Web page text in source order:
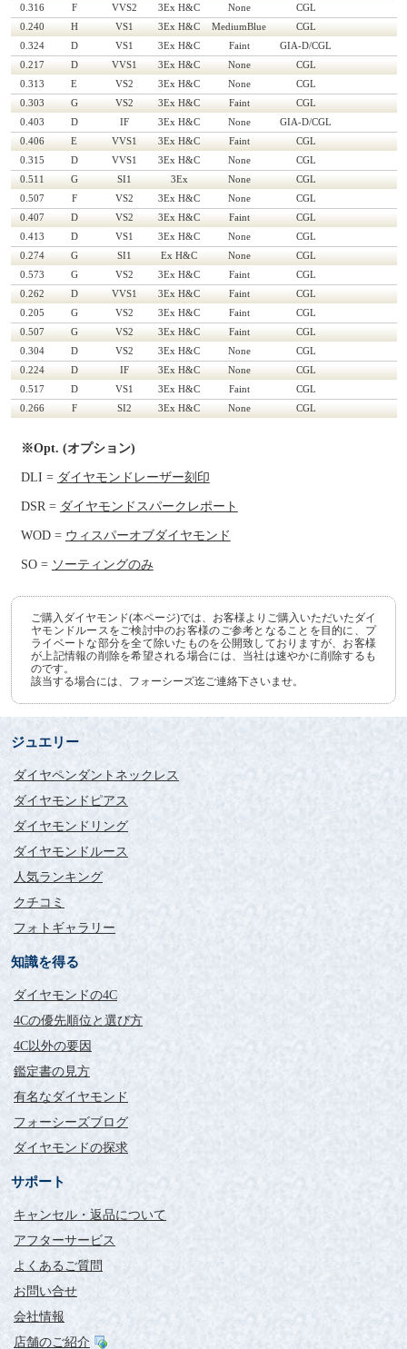
0.316
F VVS2 3Ex H&C None
CGL
0.240
H VS1 3Ex H&C MediumBlue
CGL
0.324
D VS1 3Ex H&C Faint
GIA-D/CGL
0.217
D VVS1 3Ex H&C None
CGL
0.313
E VS2 3Ex H&C None
CGL
0.303
G VS2 3Ex H&C Faint
CGL
0.403
D IF 3Ex H&C None
GIA-D/CGL
0.406
E VVS1 3Ex H&C Faint
CGL
0.315
D VVS1 3Ex H&C None
CGL
0.511
G SI1 3Ex None
CGL
0.507
F VS2 3Ex H&C None
CGL
0.407
D VS2 3Ex H&C Faint
CGL
0.413
D VS1 3Ex H&C None
CGL
0.274
G SI1 Ex H&C None
CGL
0.573
G VS2 3Ex H&C Faint
CGL
0.262
D VVS1 3Ex H&C Faint
CGL
0.205
G VS2 3Ex H&C Faint
CGL
0.507
G VS2 3Ex H&C Faint
CGL
0.304
D VS2 3Ex H&C None
CGL
0.224
D IF 3Ex H&C None
CGL
0.517
D VS1 3Ex H&C Faint
CGL
0.266
F SI2 3Ex H&C None CGL
※Opt. (オプション)
DLI = ダイヤモンドレーザー刻印
DSR = ダイヤモンドスパークレポート
WOD = ウィスパーオブダイヤモンド
SO = ソーティングのみ
ご購入ダイヤモンド(本ページ)では、お客様よりご購入いただいたダイ
ヤモンドルースをご検討中のお客様のご参考となることを目的に、プ
ライベートな部分を全て除いたものを公開致しておりますが、お客様
が上記情報の削除を希望される場合には、当社は速やかに削除するも
のです。
該当する場合には、フォーシーズ迄ご連絡下さいませ。
ジュエリー
ダイヤペンダントネックレス
ダイヤモンドピアス
ダイヤモンドリング
ダイヤモンドルース
人気ランキング
クチコミ
フォトギャラリー
知識を得る
ダイヤモンドの4C
4Cの優先順位と選び方
4C以外の要因
鑑定書の見方
有名なダイヤモンド
フォーシーズブログ
ダイヤモンドの探求
サポート
キャンセル・返品について
アフターサービス
よくあるご質問
お問い合せ
会社情報
店舗のご紹介